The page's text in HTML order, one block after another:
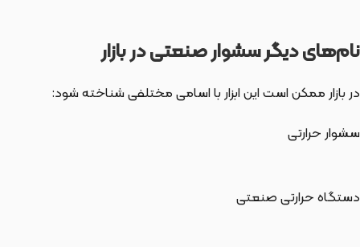
نام‌های دیگر سشوار صنعتی در بازار
در بازار ممکن است این ابزار با اسامی مختلفی شناخته شود:
سشوار حرارتی
دستگاه حرارتی صنعتی